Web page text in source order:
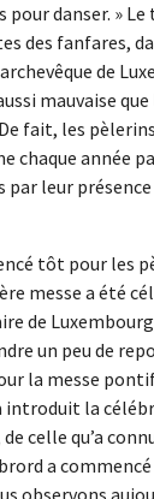
danser. »
des fanfares,
de
mauvaise
fait, les
chaque année
par leur
tôt pour les
messe a été
de
un peu de
la messe
introduit la
celle qu’a
a